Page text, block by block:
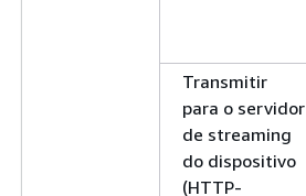
Transmitir
para o servidor
de streaming
do dispositivo
(HTTP-